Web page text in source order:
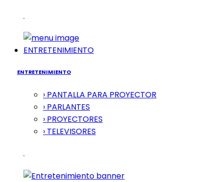
ENTRETENIMIENTO
ENTRETENIMIENTO
› PANTALLA PARA PROYECTOR
› PARLANTES
› PROYECTORES
› TELEVISORES